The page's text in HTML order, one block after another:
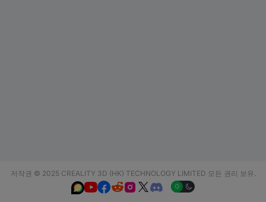
저작권 © 2025 CREALITY 3D (HK) TECHNOLOGY LIMITED 모든 권리 보유.
  